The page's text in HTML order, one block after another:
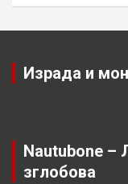
Израда и
Nautubone –
зглобова